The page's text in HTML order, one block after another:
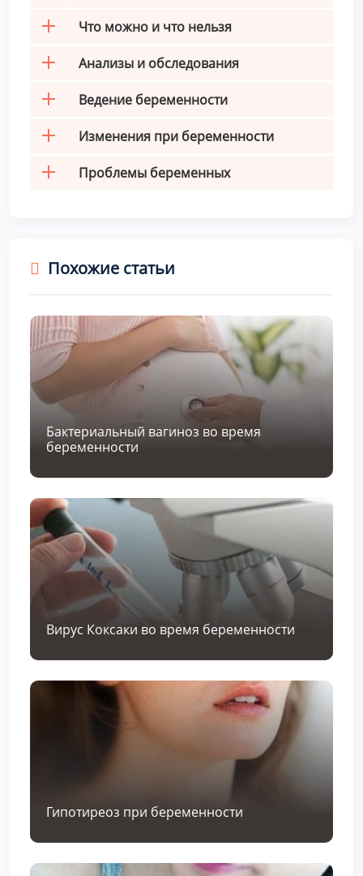
Что можно и что нельзя
Анализы и обследования
Ведение беременности
Изменения при беременности
Проблемы беременных
Похожие статьи
Бактериальный вагиноз во время
беременности
Вирус Коксаки во время беременности
Гипотиреоз при беременности